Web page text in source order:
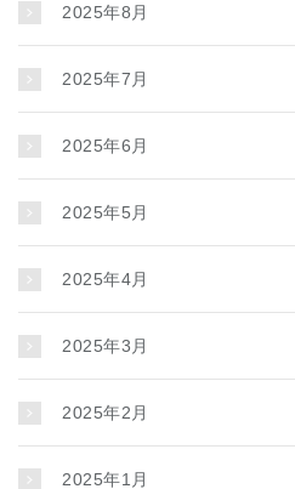
2025年8月
2025年7月
2025年6月
2025年5月
2025年4月
2025年3月
2025年2月
2025年1月